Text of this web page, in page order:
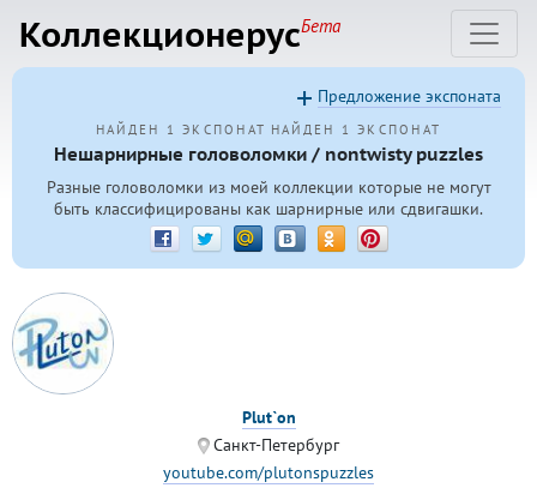
КоллекционерусБета
НАЙДЕН 1 ЭКСПОНАТ НАЙДЕН 1 ЭКСПОНАТ
Нешарнирные головоломки / nontwisty puzzles
Разные головоломки из моей коллекции которые не могут
быть классифицированы как шарнирные или сдвигашки.
Предложение экспоната
Plut`on
Санкт-Петербург
youtube.com/plutonspuzzles